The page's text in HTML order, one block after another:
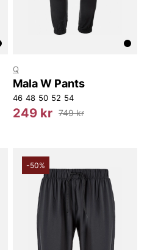
Q
Mala W Pants
46 48 50 52 54
249 kr 749 kr
-50%